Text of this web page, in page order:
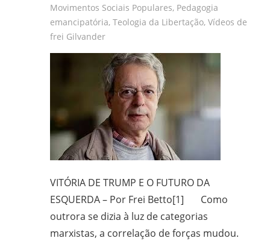
Movimentos Sociais Populares, Pedagogia
emancipatória, Teologia da Libertação, Vídeos de
frei Gilvander
VITÓRIA DE TRUMP E O FUTURO DA
ESQUERDA – Por Frei Betto[1] Como
outrora se dizia à luz de categorias
marxistas, a correlação de forças mudou.